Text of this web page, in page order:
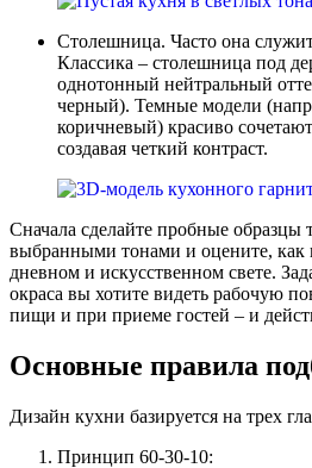
Столешница. Часто она
Классика – столешница под
однотонный нейтральный
черный). Темные модели
коричневый) красиво
создавая четкий контраст.
Сначала сделайте пробные образцы
выбранными тонами и оцените, как
дневном и искусственном свете.
окраса вы хотите видеть рабочую
пищи и при приеме гостей – и
Основные правила
Дизайн кухни базируется на трех
Принцип 60-30-10: